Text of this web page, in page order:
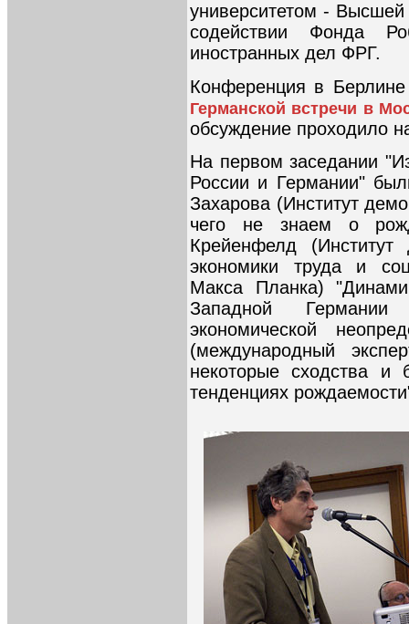
университетом -
содействии Фонда
иностранных дел ФРГ.
Конференция в
Германской встречи в
обсуждение проходило
На первом заседании
России и Германии"
Захарова (Институт
чего не знаем о
Крейенфелд (Институт
экономики труда и
Макса Планка)
Западной
экономической
(международный
некоторые сходства
тенденциях